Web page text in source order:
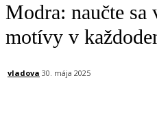
Modra: naučte
motívy v
vladova 30. mája 2025